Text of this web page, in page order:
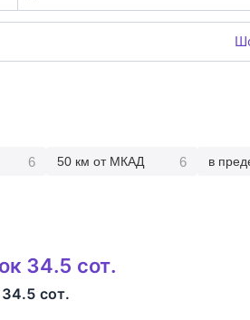
6 50 км от МКАД 6 в
34.5 сот.
34.5 сот.